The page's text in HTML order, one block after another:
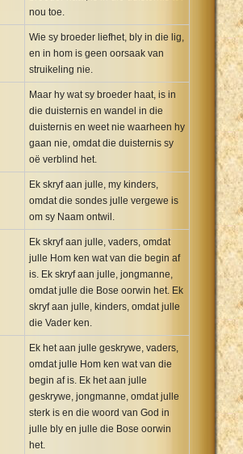
nou toe.
Wie sy broeder liefhet, bly in die lig,
en in hom is geen oorsaak van
struikeling nie.
Maar hy wat sy broeder haat, is in
die duisternis en wandel in die
duisternis en weet nie waarheen hy
gaan nie, omdat die duisternis sy
oë verblind het.
Ek skryf aan julle, my kinders,
omdat die sondes julle vergewe is
om sy Naam ontwil.
Ek skryf aan julle, vaders, omdat
julle Hom ken wat van die begin af
is. Ek skryf aan julle, jongmanne,
omdat julle die Bose oorwin het. Ek
skryf aan julle, kinders, omdat julle
die Vader ken.
Ek het aan julle geskrywe, vaders,
omdat julle Hom ken wat van die
begin af is. Ek het aan julle
geskrywe, jongmanne, omdat julle
sterk is en die woord van God in
julle bly en julle die Bose oorwin
het.